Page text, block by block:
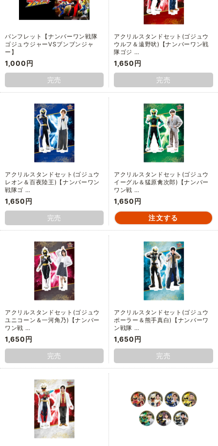
パンフレット【ナンバーワン戦隊
ゴジュウジャーVSブンブンジャ
ー】
1,000円
完売
アクリルスタンドセット(ゴジュウ
ウルフ＆遠野吠)【ナンバーワン戦
隊ゴジ …
1,650円
完売
アクリルスタンドセット(ゴジュウ
レオン＆百夜陸王)【ナンバーワン
戦隊ゴ …
1,650円
完売
アクリルスタンドセット(ゴジュウ
イーグル＆猛原禽次郎)【ナンバー
ワン戦 …
1,650円
アクリルスタンドセット(ゴジュウ
ユニコーン＆一河角乃)【ナンバー
ワン戦 …
1,650円
完売
アクリルスタンドセット(ゴジュウ
ポーラー＆熊手真白)【ナンバーワ
ン戦隊 …
1,650円
完売